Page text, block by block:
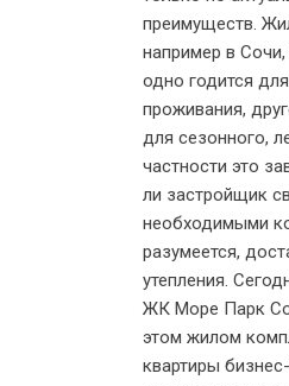
преимуществ.
например в
одно годится
проживания,
для сезонного,
частности это
ли застройщик
необходимыми
разумеется,
утепления.
ЖК Море Парк
этом жилом
квартиры